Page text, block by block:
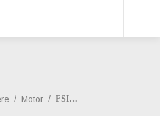
/ Motor / FSI B38 4WD